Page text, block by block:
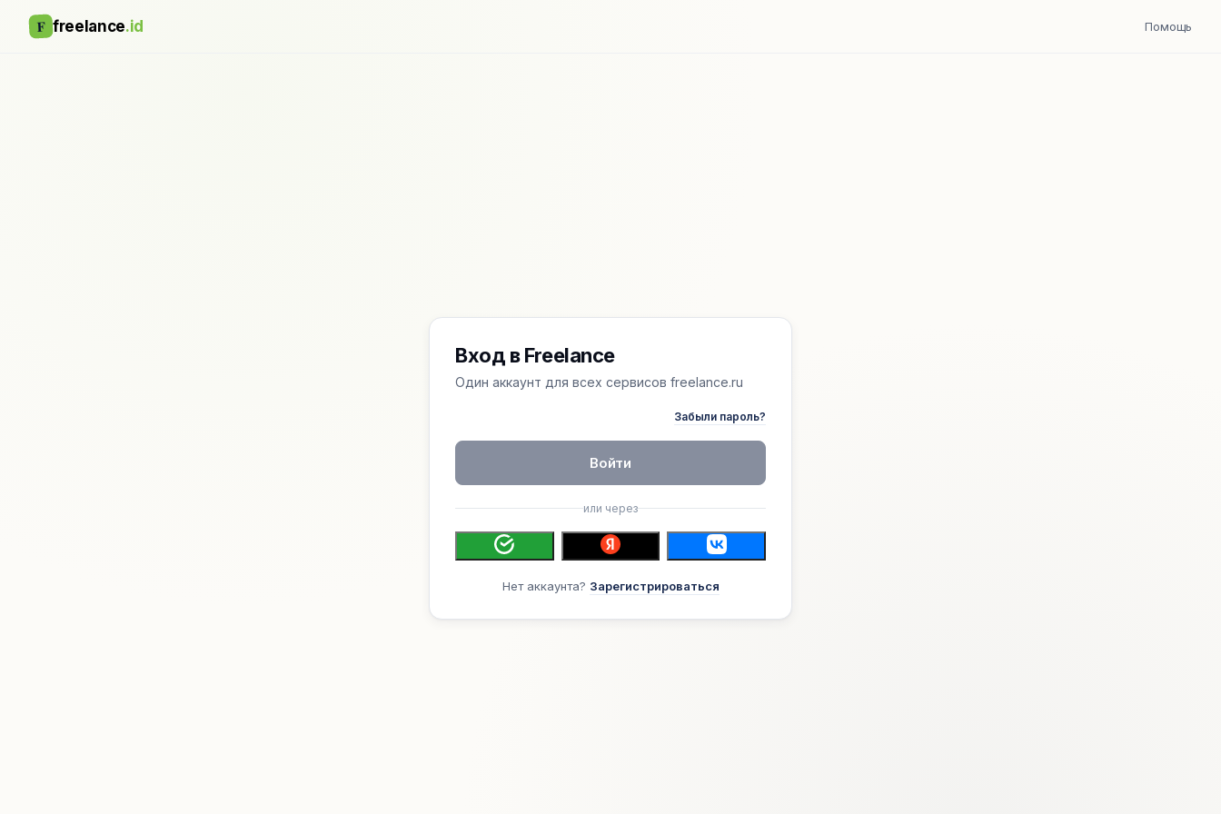
F freelance.id Помощь
Вход в Freelance
Один аккаунт для всех сервисов freelance.ru
Забыли пароль?
Войти
или через
Нет аккаунта? Зарегистрироваться